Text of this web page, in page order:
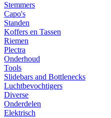
Stemmers
Capo's
Standen
Koffers en Tassen
Riemen
Plectra
Onderhoud
Tools
Slidebars and Bottlenecks
Luchtbevochtigers
Diverse
Onderdelen
Elektrisch